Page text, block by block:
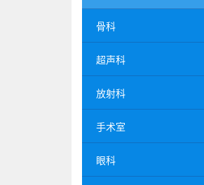
骨科
超声科
放射科
手术室
眼科